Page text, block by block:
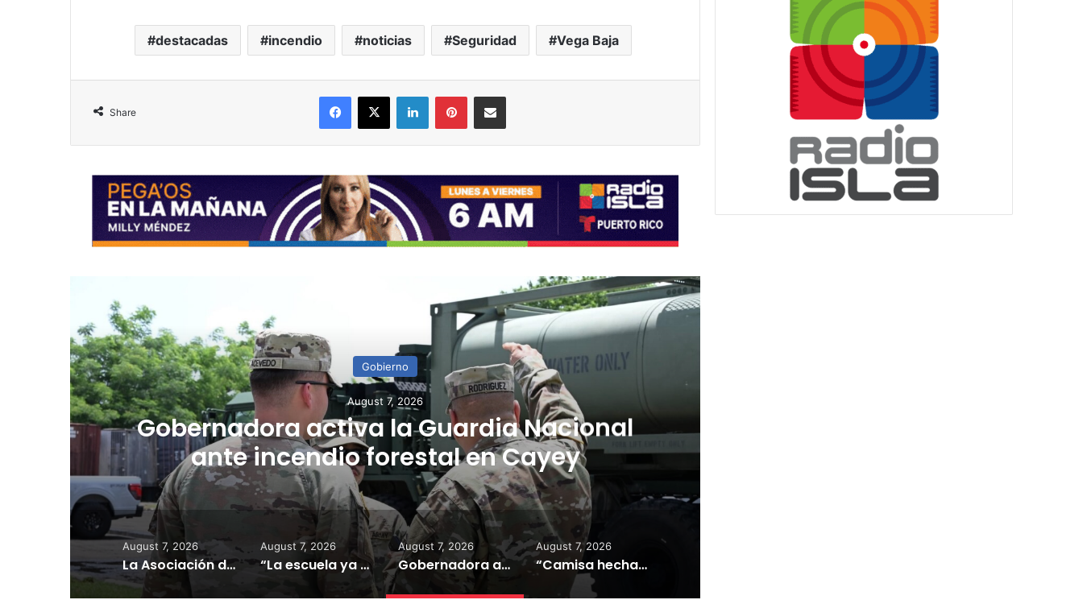
destacadas incendio noticias Seguridad Vega Baja
Share
Facebook
X LinkedInPinterestShare via Email
Gobierno
August 7, 2026
“Camisa hecha a la medida”:
Planificador cuestiona aprobación de
consulta de ubicación de Esencia
August 7, 2026
La Asociación de Hospitales de Puerto Rico exhorta a los pacientes a continuar sus citas, tratamientos y servicios médicos según programados
August 7, 2026
“La escuela ya no parece tan atractiva”: alertan sobre impacto de la tecnología en los jóvenes
August 7, 2026
Gobernadora activa la Guardia Nacional ante incendio forestal en Cayey
August 7, 2026
“Camisa hecha a la medida”: Planificador cuestiona aprobación de consulta de ubicación de Esencia